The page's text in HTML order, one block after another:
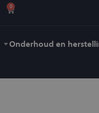
0
Onderhoud en